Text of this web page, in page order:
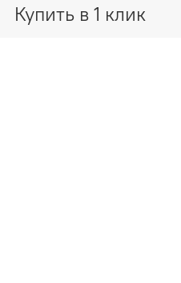
Купить в 1 клик